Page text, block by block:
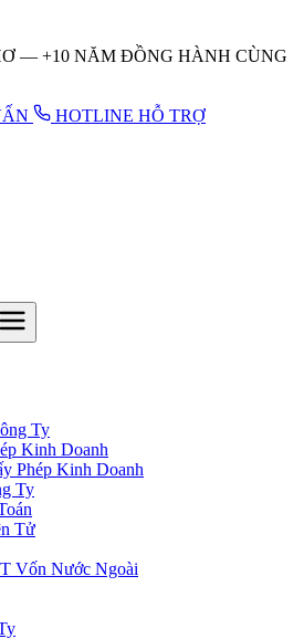
— +10 NĂM ĐỒNG HÀNH CÙNG
HOTLINE HỖ TRỢ
Ty
Kinh Doanh
Phép Kinh Doanh
Ty
Tử
Vốn Nước Ngoài